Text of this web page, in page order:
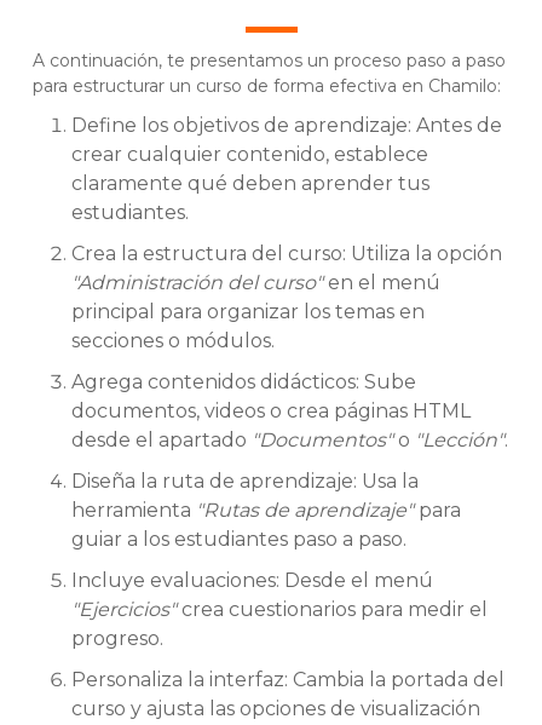
A continuación, te presentamos un proceso paso a paso
para estructurar un curso de forma efectiva en Chamilo:
Define los objetivos de aprendizaje: Antes de
crear cualquier contenido, establece
claramente qué deben aprender tus
estudiantes.
Crea la estructura del curso: Utiliza la opción
"Administración del curso"en el menú
principal para organizar los temas en
secciones o módulos.
Agrega contenidos didácticos: Sube
documentos, videos o crea páginas HTML
desde el apartado "Documentos"o "Lección".
Diseña la ruta de aprendizaje: Usa la
herramienta "Rutas de aprendizaje"para
guiar a los estudiantes paso a paso.
Incluye evaluaciones: Desde el menú
"Ejercicios"crea cuestionarios para medir el
progreso.
Personaliza la interfaz: Cambia la portada del
curso y ajusta las opciones de visualización